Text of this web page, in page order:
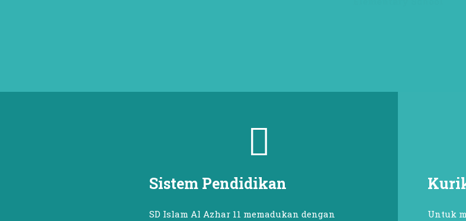
Sistem Pendidikan
SD Islam Al Azhar 11 memadukan dengan
Untuk